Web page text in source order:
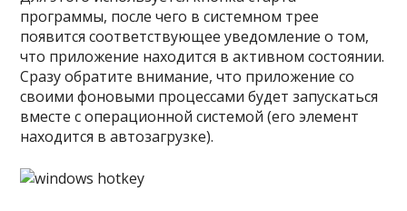
программы, после чего в системном трее
появится соответствующее уведомление о том,
что приложение находится в активном состоянии.
Сразу обратите внимание, что приложение со
своими фоновыми процессами будет запускаться
вместе с операционной системой (его элемент
находится в автозагрузке).